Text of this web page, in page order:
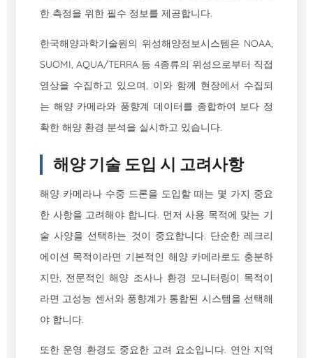
한 측정을 위한 필수 정보를 제공합니다.
한국해양과학기술원의 위성해양정보시스템은 NOAA,
SUOMI, AQUA/TERRA 등 4종류의 위성으로부터 직접
영상을 수집하고 있으며, 이와 함께 현장에서 수집되
는 해양 카메라와 풍향계 데이터를 종합하여 보다 정
확한 해양 환경 분석을 실시하고 있습니다.
해양 기술 도입 시 고려사항
해양 카메라나 수중 드론을 도입할 때는 몇 가지 중요
한 사항을 고려해야 합니다. 먼저 사용 목적에 맞는 기
술 사양을 선택하는 것이 중요합니다. 단순한 레크리
에이션 목적이라면 기본적인 해양 카메라로도 충분하
지만, 전문적인 해양 조사나 환경 모니터링이 목적이
라면 고성능 센서와 풍향계가 통합된 시스템을 선택해
야 합니다.
또한 운영 환경도 중요한 고려 요소입니다. 연안 지역